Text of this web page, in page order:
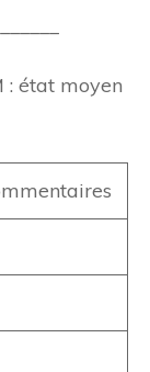
: état moyen